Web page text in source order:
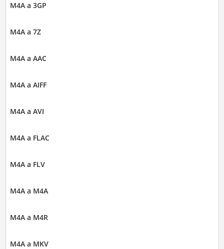
M4A a 3GP
M4A a 7Z
M4A a AAC
M4A a AIFF
M4A a AVI
M4A a FLAC
M4A a FLV
M4A a M4A
M4A a M4R
M4A a MKV